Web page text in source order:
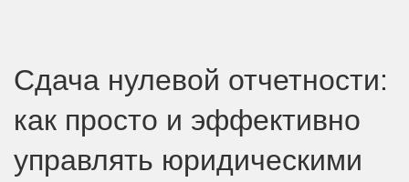
Сдача нулевой отчетности:
как просто и эффективно
управлять юридическими